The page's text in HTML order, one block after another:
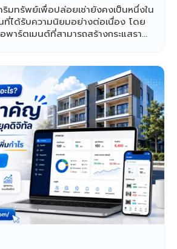
มทรัพย์เพื่อปล่อยเช่ายังคงเป็นหนึ่งใน
ที่ได้รับความนิยมอย่างต่อเนื่อง โดย
พาร์ตเมนต์ที่สามารถสร้างกระแสรา...